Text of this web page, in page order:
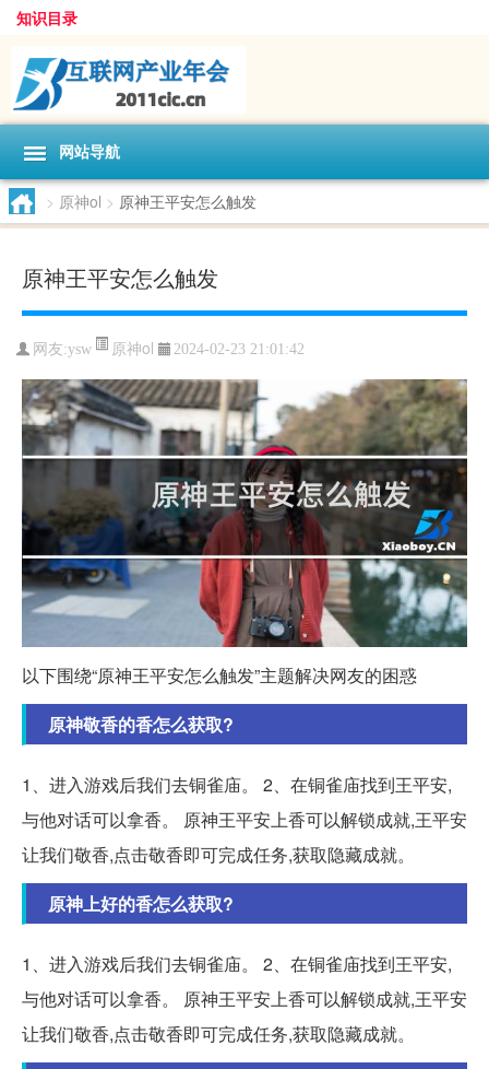
知识目录
网站导航
> 原神ol > 原神王平安怎么触发
原神王平安怎么触发
网友:ysw 原神ol 2024-02-23 21:01:42
以下围绕“原神王平安怎么触发”主题解决网友的困惑
原神敬香的香怎么获取?
1、进入游戏后我们去铜雀庙。 2、在铜雀庙找到王平安,
与他对话可以拿香。 原神王平安上香可以解锁成就,王平安
让我们敬香,点击敬香即可完成任务,获取隐藏成就。
原神上好的香怎么获取?
1、进入游戏后我们去铜雀庙。 2、在铜雀庙找到王平安,
与他对话可以拿香。 原神王平安上香可以解锁成就,王平安
让我们敬香,点击敬香即可完成任务,获取隐藏成就。